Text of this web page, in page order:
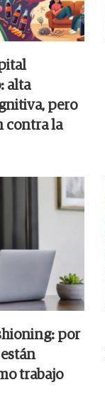
alta
pero
contra la
por
trabajo